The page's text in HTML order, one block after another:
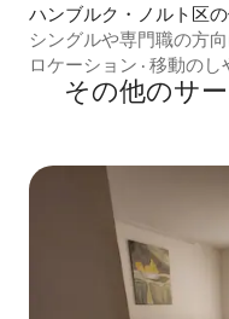
ハンブルク・ノルト区
シングルや専門職の方
ロケーション · 移動のし
その他のサ